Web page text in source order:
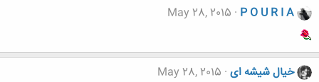
P O U R I A
May 28, 2015
خیال شیشه ای May 28, 2015